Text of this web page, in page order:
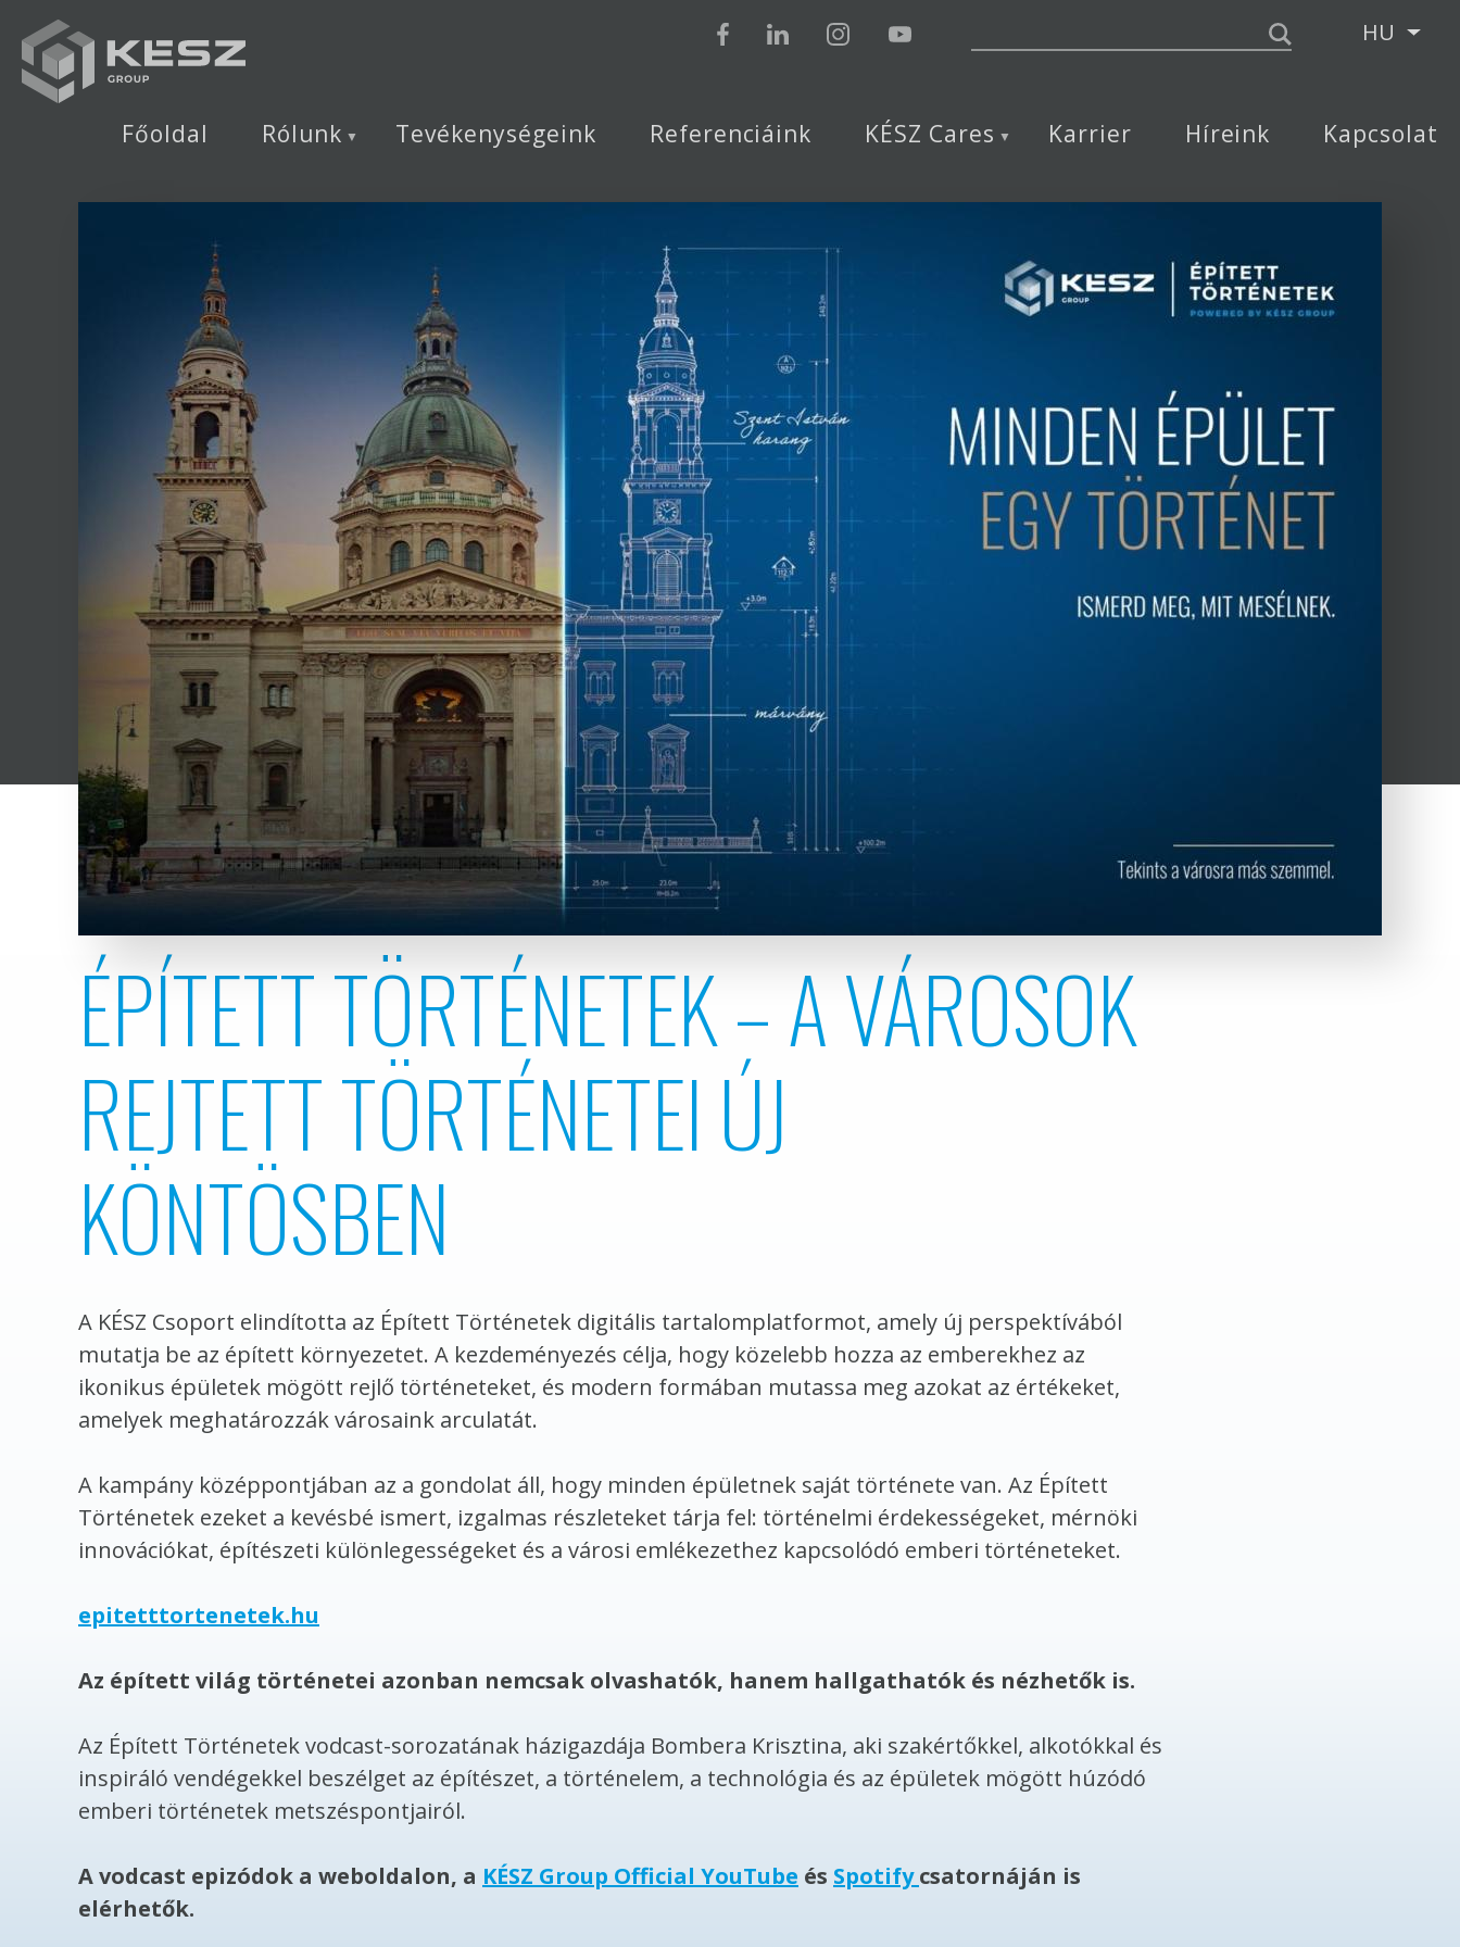
Ugrás
tartalomra
HU
Főoldal Rólunk Tevékenységeink Referenciáink KÉSZ Cares Karrier Híreink Kapcsolat
ÉPÍTETT TÖRTÉNETEK – A VÁROSOK
REJTETT TÖRTÉNETEI ÚJ
KÖNTÖSBEN
A KÉSZ Csoport elindította az Épített Történetek digitális tartalomplatformot, amely új perspektívából
mutatja be az épített környezetet. A kezdeményezés célja, hogy közelebb hozza az emberekhez az
ikonikus épületek mögött rejlő történeteket, és modern formában mutassa meg azokat az értékeket,
amelyek meghatározzák városaink arculatát.
A kampány középpontjában az a gondolat áll, hogy minden épületnek saját története van. Az Épített
Történetek ezeket a kevésbé ismert, izgalmas részleteket tárja fel: történelmi érdekességeket, mérnöki
innovációkat, építészeti különlegességeket és a városi emlékezethez kapcsolódó emberi történeteket.
epitetttortenetek.hu
Az épített világ történetei azonban nemcsak olvashatók, hanem hallgathatók és nézhetők is.
Az Épített Történetek vodcast-sorozatának házigazdája Bombera Krisztina, aki szakértőkkel, alkotókkal és
inspiráló vendégekkel beszélget az építészet, a történelem, a technológia és az épületek mögött húzódó
emberi történetek metszéspontjairól.
A vodcast epizódok a weboldalon, a KÉSZ Group Official YouTube és Spotifycsatornáján is
elérhetők.